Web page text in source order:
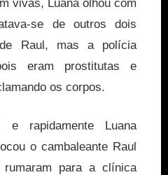
vivas, Luana olhou com
se de outros dois
Raul, mas a polícia
eram prostitutas e
os corpos.
e rapidamente Luana
o cambaleante Raul
para a clínica